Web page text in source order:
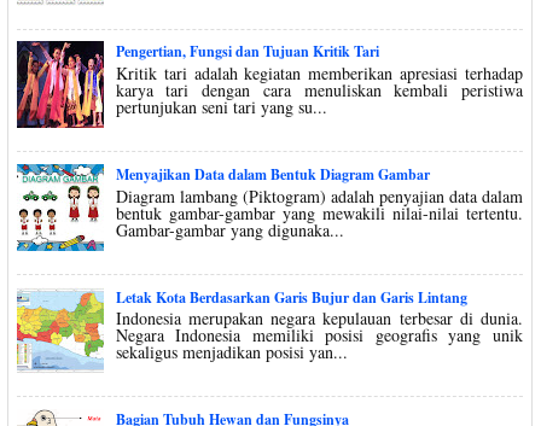
Pengertian, Fungsi dan Tujuan Kritik Tari
Kritik tari adalah kegiatan memberikan apresiasi terhadap
karya tari dengan cara menuliskan kembali peristiwa
pertunjukan seni tari yang su...
Menyajikan Data dalam Bentuk Diagram Gambar
Diagram lambang (Piktogram) adalah penyajian data dalam
bentuk gambar-gambar yang mewakili nilai-nilai tertentu.
Gambar-gambar yang digunaka...
Letak Kota Berdasarkan Garis Bujur dan Garis Lintang
Indonesia merupakan negara kepulauan terbesar di dunia.
Negara Indonesia memiliki posisi geografis yang unik
sekaligus menjadikan posisi yan...
Bagian Tubuh Hewan dan Fungsinya